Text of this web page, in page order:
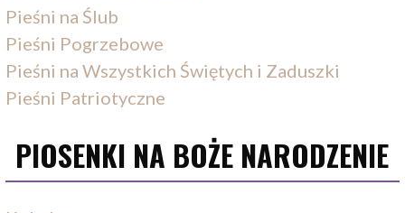
Pieśni na Ślub
Pieśni Pogrzebowe
Pieśni na Wszystkich Świętych i Zaduszki
Pieśni Patriotyczne
PIOSENKI NA BOŻE NARODZENIE